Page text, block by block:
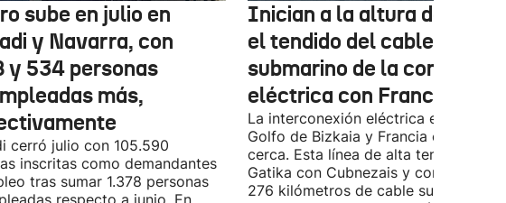
sube en julio en
y Navarra, con
y 534 personas
más,
cerró julio con 105.590
inscritas como demandantes
tras sumar 1.378 personas
respecto a junio. En
Inician a la altura de
el tendido del cable
submarino de la conexión
eléctrica con Francia
La interconexión eléctrica entre el
Golfo de Bizkaia y Francia está más
cerca. Esta línea de alta tensión unirá
Gatika con Cubnezais y contará con
276 kilómetros de cable submarino.